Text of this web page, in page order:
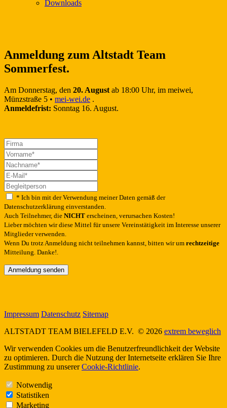
Downloads
Anmeldung zum Altstadt Team
Sommerfest.
Am Donnerstag, den 20. August ab 18:00 Uhr, im meiwei,
Münzstraße 5 • mei-wei.de .
Anmeldefrist: Sonntag 16. August.
* Ich bin mit der Verwendung meiner Daten gemäß der
Datenschutzerklärung einverstanden.
Auch Teilnehmer, die NICHT erscheinen, verursachen Kosten!
Lieber möchten wir diese Mittel für unsere Vereinstätigkeit im Interesse unserer
Mitglieder verwenden.
Wenn Du trotz Anmeldung nicht teilnehmen kannst, bitten wir um rechtzeitige
Mitteilung. Danke!.
Anmeldung senden
Impressum Datenschutz Sitemap
ALTSTADT TEAM BIELEFELD E.V. © 2026 extrem beweglich
Wir verwenden Cookies um die Benutzerfreundlichkeit der Website
zu optimieren. Durch die Nutzung der Internetseite erklären Sie Ihre
Zustimmung zu unsererCookie-Richtlinie.
Notwendig
Statistiken
Marketing